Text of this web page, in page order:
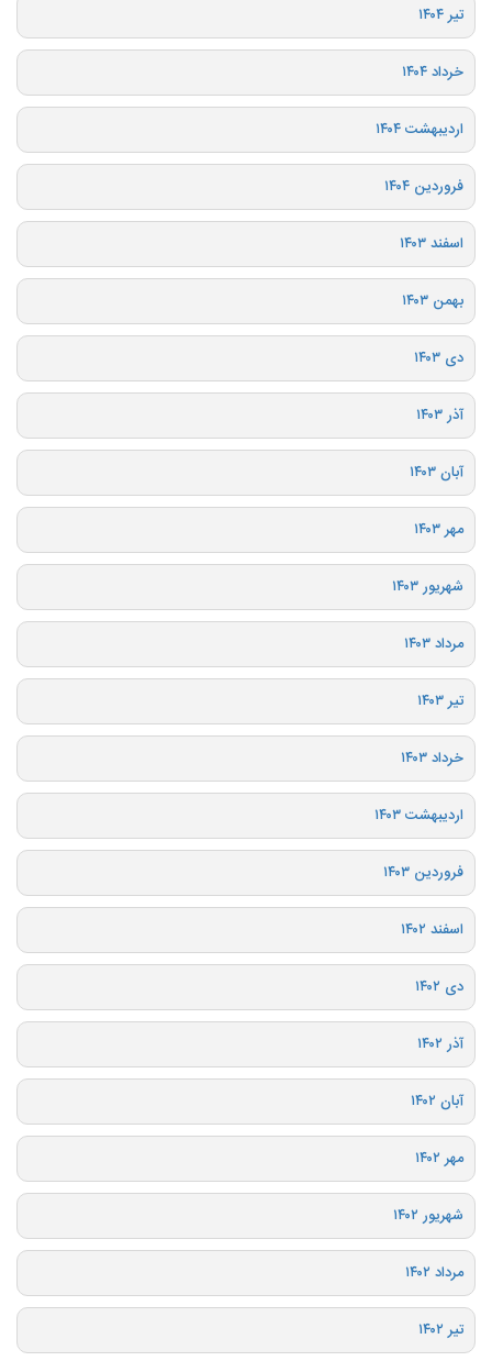
تیر ۱۴۰۴
خرداد ۱۴۰۴
اردیبهشت ۱۴۰۴
فروردین ۱۴۰۴
اسفند ۱۴۰۳
بهمن ۱۴۰۳
دی ۱۴۰۳
آذر ۱۴۰۳
آبان ۱۴۰۳
مهر ۱۴۰۳
شهریور ۱۴۰۳
مرداد ۱۴۰۳
تیر ۱۴۰۳
خرداد ۱۴۰۳
اردیبهشت ۱۴۰۳
فروردین ۱۴۰۳
اسفند ۱۴۰۲
دی ۱۴۰۲
آذر ۱۴۰۲
آبان ۱۴۰۲
مهر ۱۴۰۲
شهریور ۱۴۰۲
مرداد ۱۴۰۲
تیر ۱۴۰۲